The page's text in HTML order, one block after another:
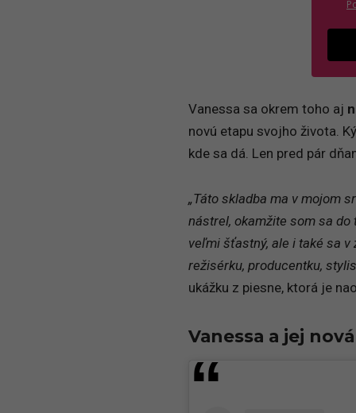
Vanessa sa okrem toho aj
novú etapu svojho života.
kde sa dá. Len pred pár
„Táto skladba ma v mojom
nástrel, okamžite som sa
veľmi šťastný, ale i také sa
režisérku, producentku,
ukážku z piesne, ktorá je
Vanessa a jej